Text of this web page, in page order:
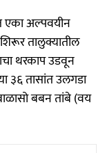
एका अल्पवयीन
तालुक्यातील
थरकाप उडवून
३६ तासांत उलगडा
बबन तांबे (वय